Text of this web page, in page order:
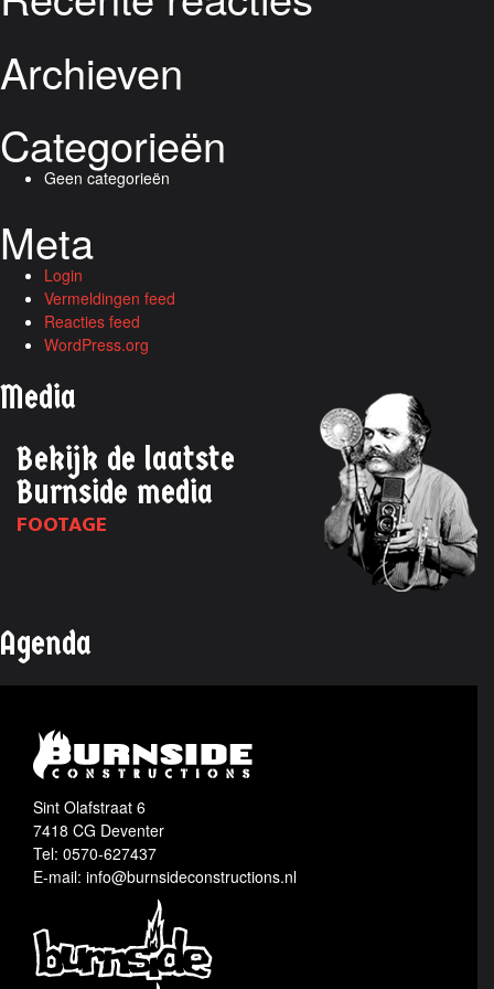
Archieven
Categorieën
Geen categorieën
Meta
Login
Vermeldingen feed
Reacties feed
WordPress.org
Media
Bekijk de laatste
Burnside media
FOOTAGE
Agenda
Sint Olafstraat 6
7418 CG Deventer
Tel: 0570-627437
E-mail: info@burnsideconstructions.nl